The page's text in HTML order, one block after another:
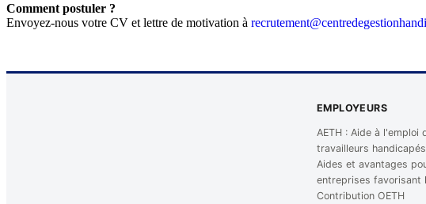
Comment postuler ?
Envoyez-nous votre CV et lettre de motivation à
EMPLOYEURS
AETH : Aide à l'emploi
travailleurs handicapés
Aides et avantages
entreprises favorisant
Contribution OETH